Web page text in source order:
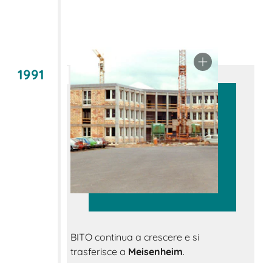
1991
BITO continua a crescere e si
trasferisce a Meisenheim.